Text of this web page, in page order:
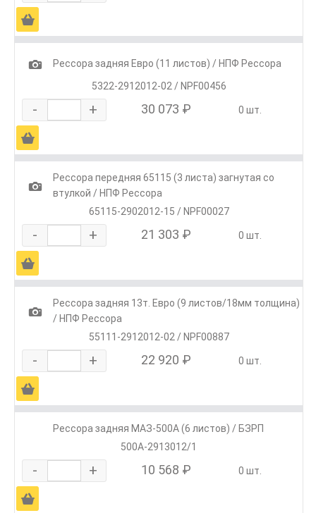
Ä
1
Рессора задняя Евро (11 листов) / НПФ Рессора
5322-2912012-02 / NPF00456
- + 30 073 ₽ 0 шт.
Ä
1
Рессора передняя 65115 (3 листа) загнутая со
втулкой / НПФ Рессора
65115-2902012-15 / NPF00027
- + 21 303 ₽ 0 шт.
Ä
1
Рессора задняя 13т. Евро (9 листов/18мм толщина)
/ НПФ Рессора
55111-2912012-02 / NPF00887
- + 22 920 ₽ 0 шт.
Ä
Рессора задняя МАЗ-500А (6 листов) / БЗРП
500А-2913012/1
- + 10 568 ₽ 0 шт.
Ä